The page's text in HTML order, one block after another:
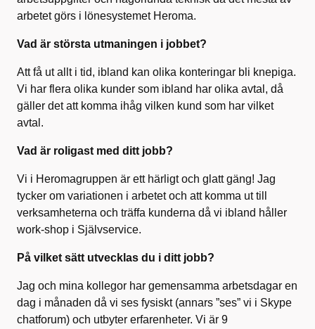
arbetet görs i lönesystemet Heroma.
Vad är största utmaningen i jobbet?
Att få ut allt i tid, ibland kan olika konteringar bli knepiga.
Vi har flera olika kunder som ibland har olika avtal, då
gäller det att komma ihåg vilken kund som har vilket
avtal.
Vad är roligast med ditt jobb?
Vi i Heromagruppen är ett härligt och glatt gäng! Jag
tycker om variationen i arbetet och att komma ut till
verksamheterna och träffa kunderna då vi ibland håller
work-shop i Självservice.
På vilket sätt utvecklas du i ditt jobb?
Jag och mina kollegor har gemensamma arbetsdagar en
dag i månaden då vi ses fysiskt (annars ”ses” vi i Skype
chatforum) och utbyter erfarenheter. Vi är 9